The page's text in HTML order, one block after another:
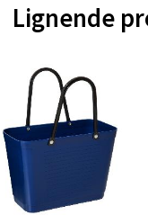
Lignende
Senter
52, 5147 Fyllingsdalen